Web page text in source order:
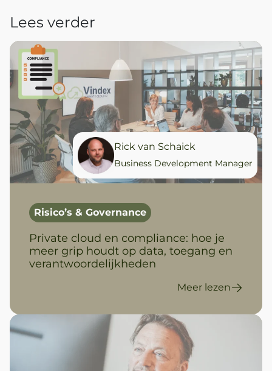
Lees verder
Rick van Schaick
Business Development Manager
Risico’s & Governance
Private cloud en compliance: hoe je
meer grip houdt op data, toegang en
verantwoordelijkheden
Meer lezen